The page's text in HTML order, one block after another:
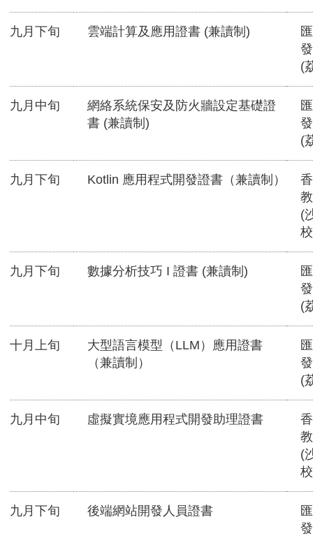
九月下旬 雲端計算及應用證書 (兼讀制)
(
九月中旬
網絡系統保安及防火牆設定基礎證
書 (兼讀制)
(
九月下旬 Kotlin 應用程式開發證書（兼讀制）
(
九月下旬 數據分析技巧 I 證書 (兼讀制)
(
十月上旬
大型語言模型（LLM）應用證書
（兼讀制）
(
九月中旬 虛擬實境應用程式開發助理證書
(
九月下旬 後端網站開發人員證書